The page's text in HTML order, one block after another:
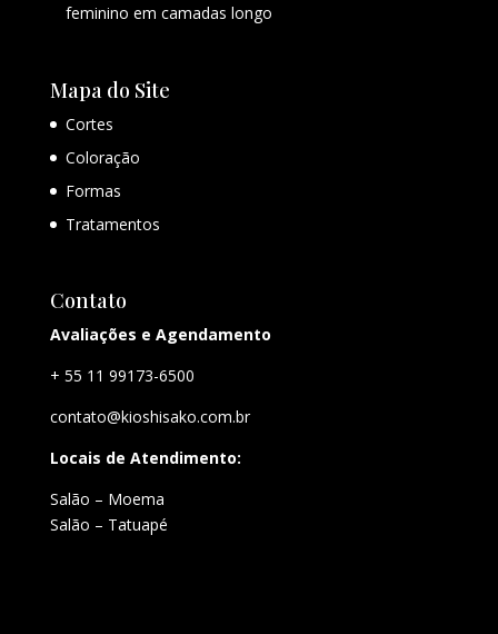
feminino em camadas longo
Mapa do Site
Cortes
Coloração
Formas
Tratamentos
Contato
Avaliações e Agendamento
+ 55 11 99173-6500
contato@kioshisako.com.br
Locais de Atendimento:
Salão – Moema
Salão – Tatuapé